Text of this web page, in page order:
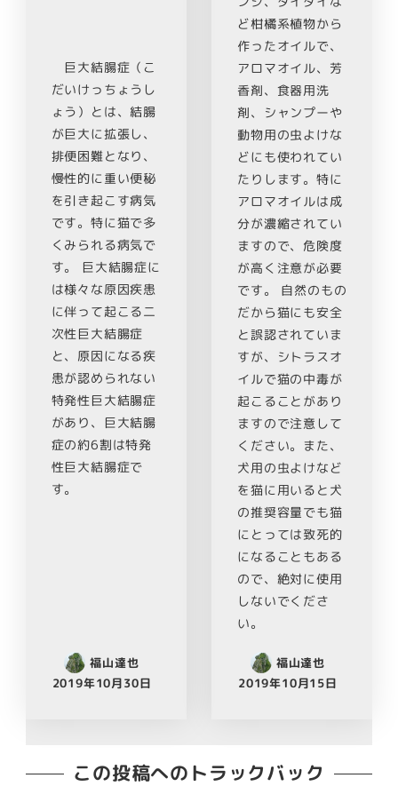
巨大結腸症（こ
だいけっちょうし
ょう）とは、結腸
が巨大に拡張し、
排便困難となり、
慢性的に重い便秘
を引き起こす病気
です。特に猫で多
くみられる病気で
す。 巨大結腸症に
は様々な原因疾患
に伴って起こる二
次性巨大結腸症
と、原因になる疾
患が認められない
特発性巨大結腸症
があり、巨大結腸
症の約6割は特発
性巨大結腸症で
す。
福山達也
2019年10月30日
ど柑橘系植物から
作ったオイルで、
アロマオイル、芳
香剤、食器用洗
剤、シャンプーや
動物用の虫よけな
どにも使われてい
たりします。特に
アロマオイルは成
分が濃縮されてい
ますので、危険度
が高く注意が必要
です。 自然のもの
だから猫にも安全
と誤認されていま
すが、シトラスオ
イルで猫の中毒が
起こることがあり
ますので注意して
ください。また、
犬用の虫よけなど
を猫に用いると犬
の推奨容量でも猫
にとっては致死的
になることもある
ので、絶対に使用
しないでくださ
い。
福山達也
2019年10月15日
この投稿へのトラックバック